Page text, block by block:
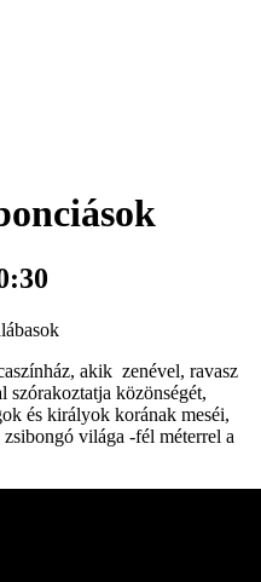
akik zenével, ravasz
közönségét,
és királyok korának meséi,
világa -fél méterrel a